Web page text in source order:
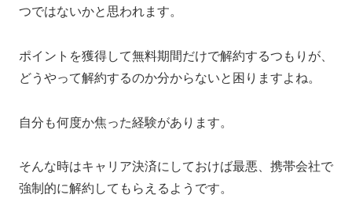
つではないかと思われます。
ポイントを獲得して無料期間だけで解約するつもりが、
どうやって解約するのか分からないと困りますよね。
自分も何度か焦った経験があります。
そんな時はキャリア決済にしておけば最悪、携帯会社で
強制的に解約してもらえるようです。